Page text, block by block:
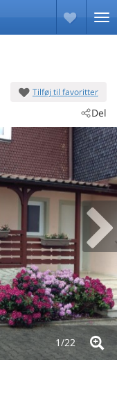
Tilføj til favoritter
Del
1/22